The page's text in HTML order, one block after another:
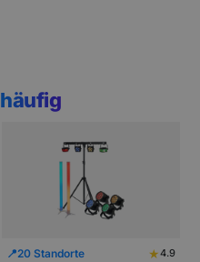
häufig
📍20 Standorte ★4.9